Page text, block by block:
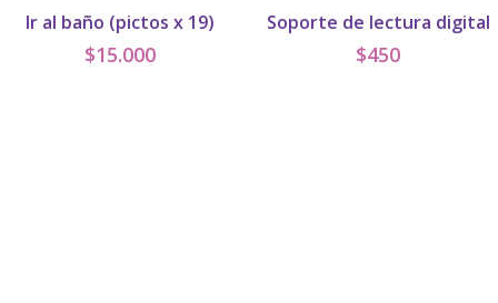
Ir al baño (pictos x 19)
$15.000
Soporte de lectura digital
$450